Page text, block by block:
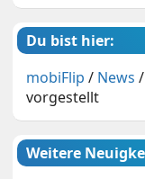
Du bist hier:
mobiFlip / News
vorgestellt
Weitere